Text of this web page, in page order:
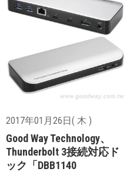
2017年01月26日( 木 )
Good Way Technology、
Thunderbolt 3接続対応ド
ック「DBB1140